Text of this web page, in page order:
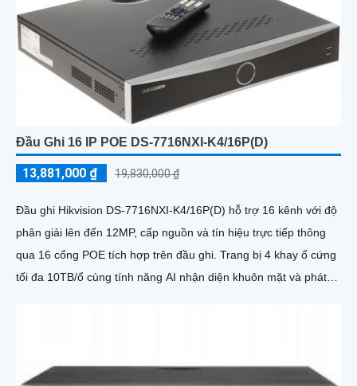
Đầu Ghi 16 IP POE DS-7716NXI-K4/16P(D)
13,881,000 ₫ 19,830,000 ₫
Đầu ghi Hikvision DS-7716NXI-K4/16P(D) hỗ trợ 16 kênh với độ
phân giải lên đến 12MP, cấp nguồn và tín hiệu trực tiếp thông
qua 16 cổng POE tích hợp trên đầu ghi. Trang bị 4 khay ổ cứng
tối đa 10TB/ổ cùng tính năng AI nhận diện khuôn mặt và phát